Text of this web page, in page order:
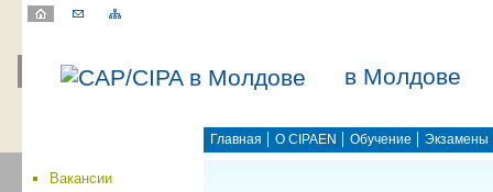
в Молдове
Главная О CIPAEN Обучение Экзамены
Вакансии